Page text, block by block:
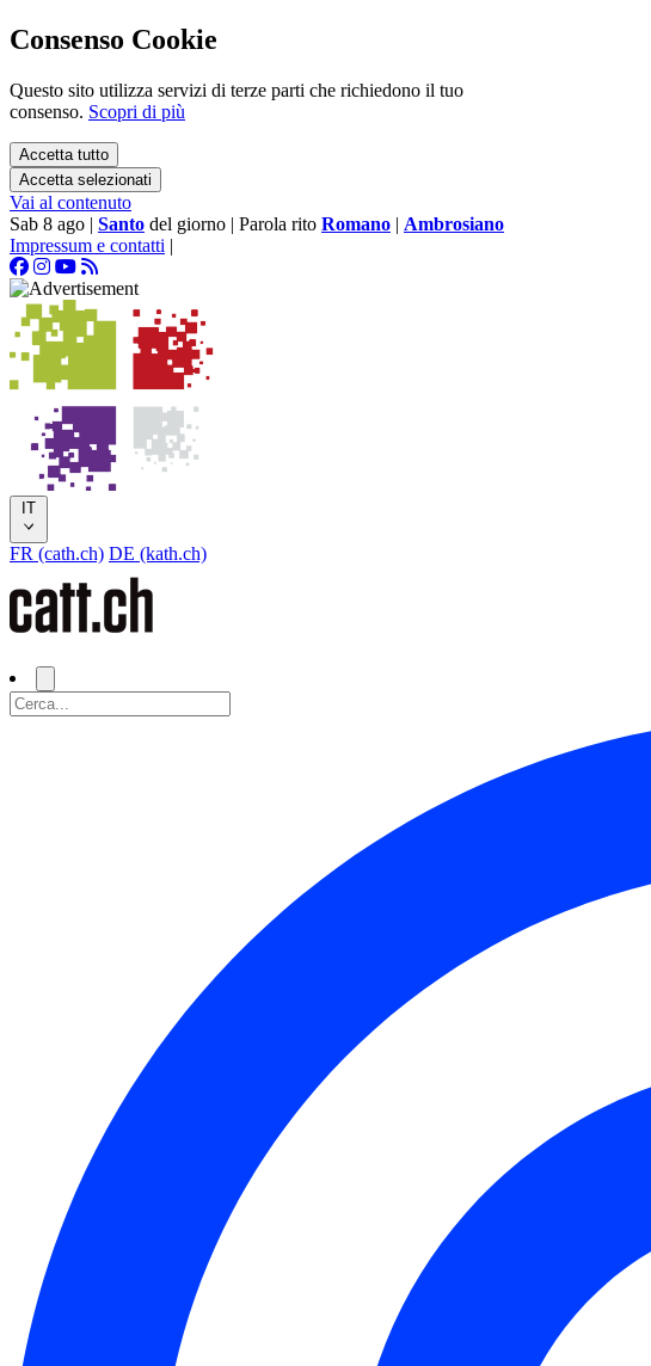
Consenso Cookie
Questo sito utilizza servizi di terze parti che richiedono il tuo
consenso. Scopri di più
Accetta tutto
Accetta selezionati
Vai al contenuto
Sab 8 ago | Santo del giorno | Parola rito Romano | Ambrosiano
Impressum e contatti |
IT
FR (cath.ch) DE (kath.ch)